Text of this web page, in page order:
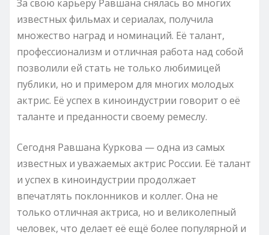
За свою карьеру Равшана снялась во многих
известных фильмах и сериалах, получила
множество наград и номинаций. Её талант,
профессионализм и отличная работа над собой
позволили ей стать не только любимицей
публики, но и примером для многих молодых
актрис. Её успех в киноиндустрии говорит о её
таланте и преданности своему ремеслу.
Сегодня Равшана Куркова — одна из самых
известных и уважаемых актрис России. Её талант
и успех в киноиндустрии продолжает
впечатлять поклонников и коллег. Она не
только отличная актриса, но и великолепный
человек, что делает её ещё более популярной и